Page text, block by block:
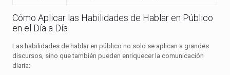
Cómo Aplicar las Habilidades de Hablar en Público
en el Día a Día
Las habilidades de hablar en público no solo se aplican a grandes
discursos, sino que también pueden enriquecer la comunicación
diaria: